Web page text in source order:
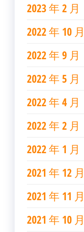
2023 年 2 月
2022 年 10 月
2022 年 9 月
2022 年 5 月
2022 年 4 月
2022 年 2 月
2022 年 1 月
2021 年 12 月
2021 年 11 月
2021 年 10 月